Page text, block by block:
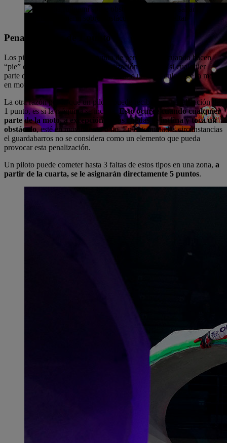
Takaisha fujinami sobre obstáculo a punto de saltar
Penalizaciones de 1 punto
Los pilotos pueden recibir 1 punto de penalización cuando hacen
“pie” o
, aunque esta penalización se aplica si cualquier
parte del cuerpo del piloto toca el suelo o un obstáculo, esté la moto
en movimiento o no.
La otra razón por la que un piloto puede recibir una penalización de
1 punto, es si la máquina se inclina. Esto ocurre cuando cualquier
parte de la moto, a excepción de las ruedas se inclina y toca un
obstáculo, esté en movimiento o no. En determinadas circunstancias
el guardabarros no se considera como un elemento que pueda
provocar esta penalización.
Un piloto puede cometer hasta 3 faltas de estos tipos en una zona, a
partir de la cuarta, se le asignarán directamente 5 puntos.